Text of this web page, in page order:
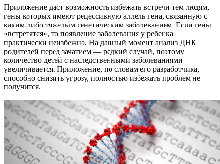
Приложение даст возможность избежать встречи тем людям,
гены которых имеют рецессивную аллель гена, связанную с
каким-либо тяжелым генетическим заболеванием. Если гены
«встретятся», то появление заболевания у ребенка
практически неизбежно. На данный момент анализ ДНК
родителей перед зачатием — редкий случай, поэтому
количество детей с наследственными заболеваниями
увеличивается. Приложение, по словам его разработчика,
способно снизить угрозу, полностью избежать проблем не
получится.